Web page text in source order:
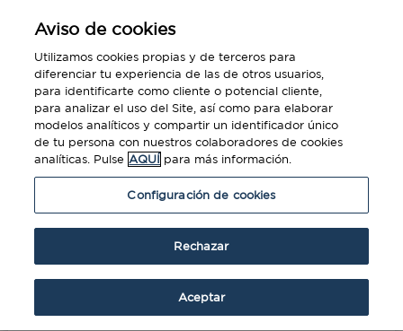
Portada»Cómo definir una Política de Gastos
Eficiente en tu Empresa
Cómo definir una Política
de Gastos Eficiente en tu
Empresa
Aviso de cookies
Utilizamos cookies propias y de terceros para
diferenciar tu experiencia de las de otros usuarios,
para identificarte como cliente o potencial cliente,
para analizar el uso del Site, así como para elaborar
modelos analíticos y compartir un identificador único
de tu persona con nuestros colaboradores de cookies
analíticas. Pulse AQUÍ para más información.
Configuración de cookies
Rechazar
Aceptar